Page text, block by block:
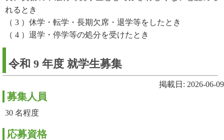
れるとき
（ 3 ）休学・転学・長期欠席・退学等をしたとき
（ 4 ）退学・停学等の処分を受けたとき
令和 9 年度 就学生募集
掲載日: 2026-06-09
募集人員
30 名程度
応募資格